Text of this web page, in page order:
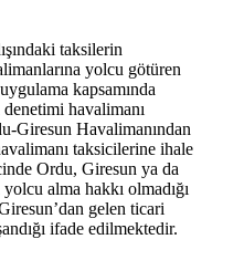
taksilerin
yolcu götüren
kapsamında
havalimanı
Giresun Havalimanından
taksicilerine ihale
Ordu, Giresun ya da
alma hakkı olmadığı
gelen ticari
ifade edilmektedir.